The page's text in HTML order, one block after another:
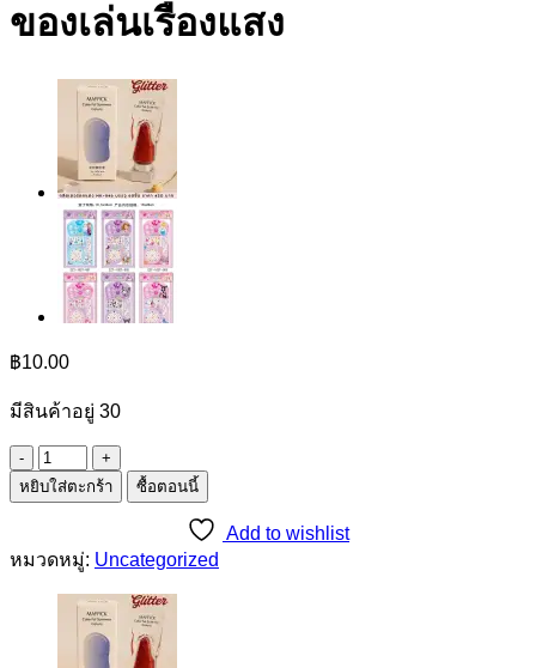
ของเล่นเรืองแสง
฿10.00
มีสินค้าอยู่ 30
จำนวน
ของ
หยิบใส่ตะกร้า ซื้อตอนนี้
Add to wishlist
หมวดหมู่: Uncategorized